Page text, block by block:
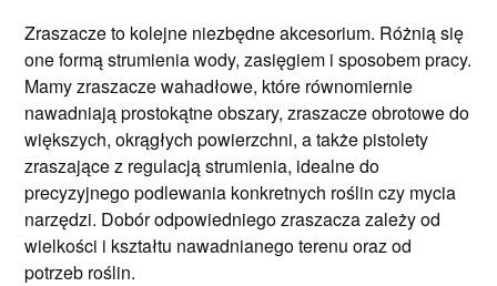
Zraszacze to kolejne niezbędne akcesorium. Różnią się
one formą strumienia wody, zasięgiem i sposobem pracy.
Mamy zraszacze wahadłowe, które równomiernie
nawadniają prostokątne obszary, zraszacze obrotowe do
większych, okrągłych powierzchni, a także pistolety
zraszające z regulacją strumienia, idealne do
precyzyjnego podlewania konkretnych roślin czy mycia
narzędzi. Dobór odpowiedniego zraszacza zależy od
wielkości i kształtu nawadnianego terenu oraz od
potrzeb roślin.